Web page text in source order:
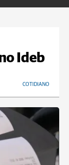
Ideb
COTIDIANO